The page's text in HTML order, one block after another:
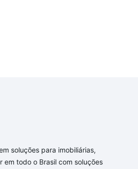
soluções para imobiliárias,
em todo o Brasil com soluções